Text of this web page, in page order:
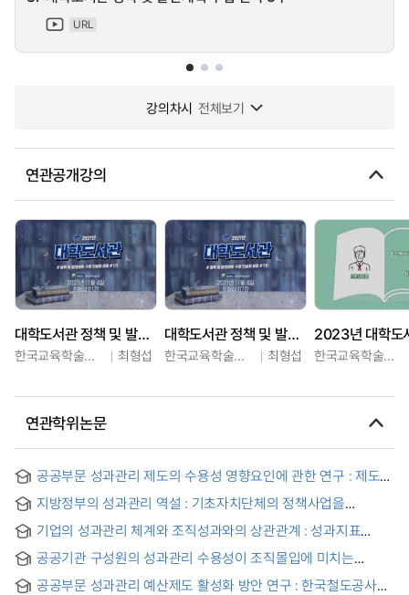
URL
강의차시 전체보기
연관공개강의
대학도서관 정책 및 발전계획 수립 컨설팅 과정 1부
한국교육학술정보원 최형섭
대학도서관 정책 및 발전계획 수립 컨설팅 과정 2부
한국교육학술정보원 최형섭 한국교육학술정보원
연관학위논문
공공부문 성과관리 제도의 수용성 영향요인에 관한 연구 : 제도적
Factors Affecting the Acceptance of the Performance
Management System in the Public Sector: Focused on the
Moderating Effects of the Institutional Isomorphism
지방정부의 성과관리 역설 : 기초자치단체의 정책사업을
기업의 성과관리 체계와 조직성과와의 상관관계 : 성과지표
공공기관 구성원의 성과관리 수용성이 조직몰입에 미치는
공공부문 성과관리 예산제도 활성화 방안 연구 : 한국철도공사를